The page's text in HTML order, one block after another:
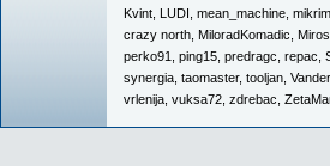
Kvint LUDI mean_machine
crazy north MiloradKomadic
perko91
ping15 predragc repac
synergia taomaster, tooljan
vrlenija vuksa72 zdrebac